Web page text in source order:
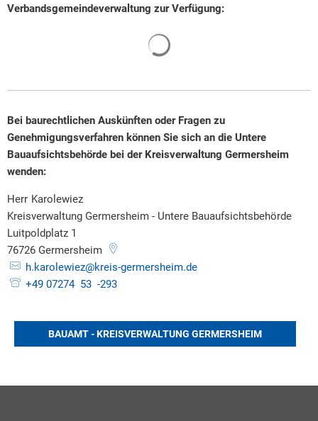
Verbandsgemeindeverwaltung zur Verfügung:
Bei baurechtlichen Auskünften oder Fragen zu
Genehmigungsverfahren können Sie sich an die Untere
Bauaufsichtsbehörde bei der Kreisverwaltung Germersheim
wenden:
Herr Karolewiez
Kreisverwaltung Germersheim - Untere Bauaufsichtsbehörde
Luitpoldplatz 1
76726 Germersheim
h.karolewiez@kreis-germersheim.de
+49 07274 53 -293
BAUAMT - KREISVERWALTUNG GERMERSHEIM